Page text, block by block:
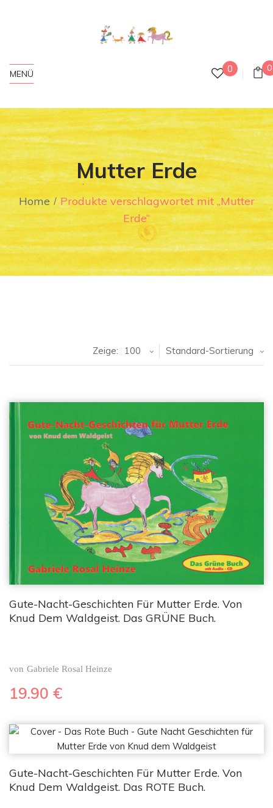
MENÜ 0 0
Mutter Erde
Home
Produkte verschlagwortet mit „Mutter
Erde“
Standard-Sortierung
Zeige: 100
Gute-Nacht-Geschichten Für Mutter Erde. Von
Knud Dem Waldgeist. Das GRÜNE Buch.
von Gabriele Rosal Heinze
19.90 €
Gute-Nacht-Geschichten Für Mutter Erde. Von
Knud Dem Waldgeist. Das ROTE Buch.